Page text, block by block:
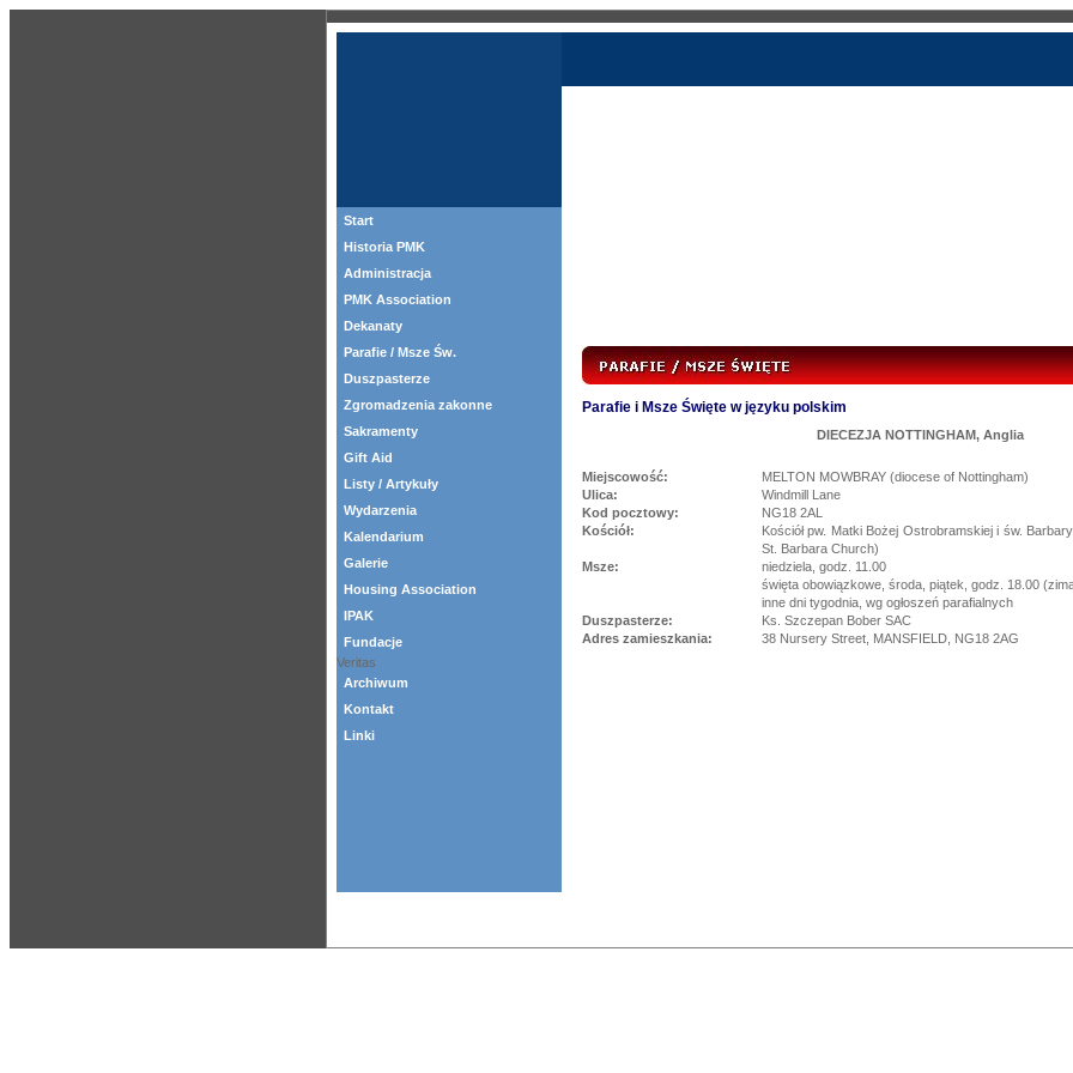
Start
Historia PMK
Administracja
PMK Association
Dekanaty
Parafie / Msze Św.
Duszpasterze
Zgromadzenia zakonne
Sakramenty
Gift Aid
Listy / Artykuły
Wydarzenia
Kalendarium
Galerie
Housing Association
IPAK
Fundacje
Veritas
Archiwum
Kontakt
Linki
Parafie i Msze Święte w języku polskim
DIECEZJA NOTTINGHAM, Anglia
Miejscowość:
MELTON MOWBRAY (diocese of Nottingham)
Ulica:
Windmill Lane
Kod pocztowy:
NG18 2AL
Kościół:
Kościół pw. Matki Bożej Ostrobramskiej i św.
St. Barbara Church)
Msze:
niedziela, godz. 11.00
święta obowiązkowe, środa, piątek, godz. 18.00
inne dni tygodnia, wg ogłoszeń parafialnych
Duszpasterze:
Ks. Szczepan Bober SAC
Adres zamieszkania:
38 Nursery Street, MANSFIELD, NG18 2AG